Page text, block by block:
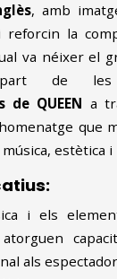
, amb
reforcin la
va néixer el
part de
de QUEEN a
que
estètica i
i els
als